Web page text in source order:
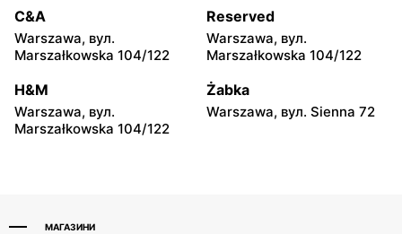
Lok. 1,2
Lewiatan
Petöfiego 3
Lewiatan
48
Lewiatan Lewiatan
C&A
Warszawa, вул.
Marszałkowska 104/122
Reserved
Warszawa, вул.
Marszałkowska 104/122
H&M
Warszawa, вул.
Marszałkowska 104/122
Żabka
Warszawa, вул. Sienna 72
МАГАЗИНИ